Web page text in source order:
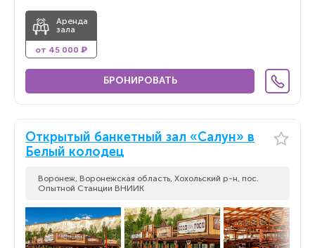
Аренда
зала
от 45 000 ₽
БРОНИРОВАТЬ
Открытый банкетный зал «Салун» в
Белый колодец
Воронеж, Воронежская область, Хохольский р-н, пос.
Опытной Станции ВНИИК